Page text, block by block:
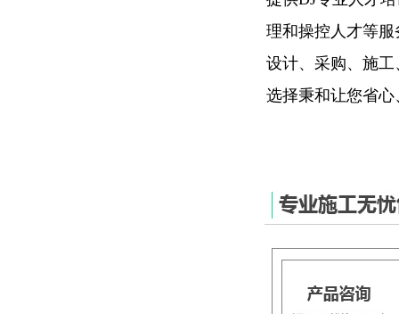
理和操控人才等服
设计、采购、施
选择秉和让您省